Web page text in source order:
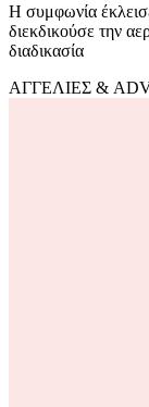
Η συμφωνία
διεκδικούσε την
διαδικασία
ΑΓΓΕΛΙΕΣ &